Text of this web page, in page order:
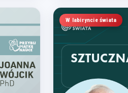
W labiryncie świata